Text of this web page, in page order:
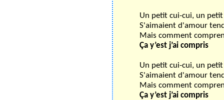
Un petit cui-cui, un
S'aimaient d'amour
Mais comment
Ça y’est j’ai compris
Un petit cui-cui, un
S'aimaient d'amour
Mais comment
Ça y’est j’ai compris